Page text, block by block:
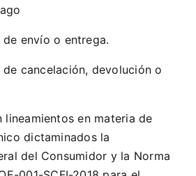
envío o entrega.
cancelación, devolución o
lineamientos en materia de
dictaminados la
del Consumidor y la Norma